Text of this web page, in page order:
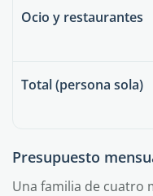
Ocio y restaurantes
Total (persona sola)
Presupuesto
Una familia de cuatro